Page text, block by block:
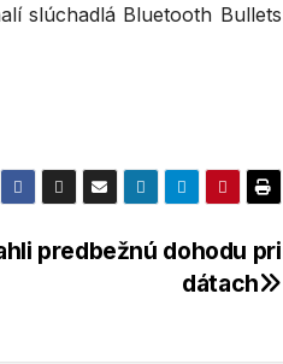
slúchadlá Bluetooth Bullets
predbežnú dohodu pri
dátach